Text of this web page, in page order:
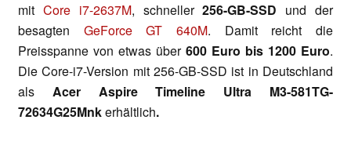
mit Core i7-2637M, schneller256-GB-SSD und der
besagten GeForce GT 640M. Damit reicht die
Preisspanne von etwas über 600 Euro bis 1200 Euro.
Die Core-i7-Version mit 256-GB-SSD ist in Deutschland
als Acer Aspire Timeline Ultra M3-581TG-
72634G25Mnkerhältlich.